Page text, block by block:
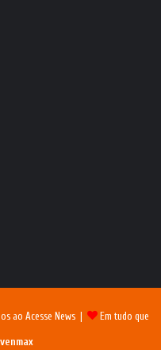
ao Acesse News | Em tudo que